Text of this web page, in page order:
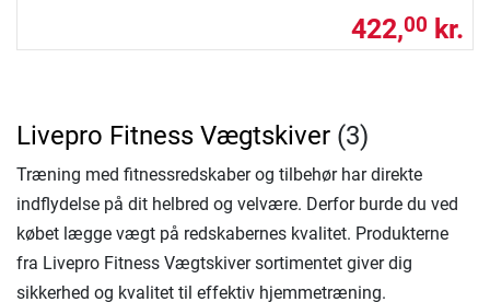
422,00 kr.
Livepro Fitness Vægtskiver (3)
Træning med fitnessredskaber og tilbehør har direkte
indflydelse på dit helbred og velvære. Derfor burde du ved
købet lægge vægt på redskabernes kvalitet. Produkterne
fra Livepro Fitness Vægtskiver sortimentet giver dig
sikkerhed og kvalitet til effektiv hjemmetræning.